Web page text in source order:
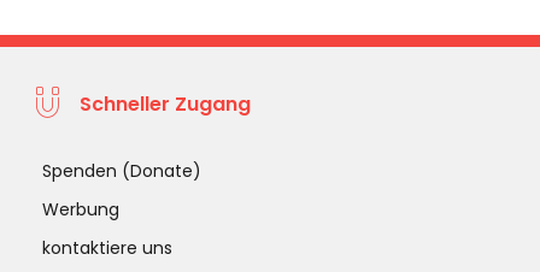
Schneller Zugang
Spenden (Donate)
Werbung
kontaktiere uns